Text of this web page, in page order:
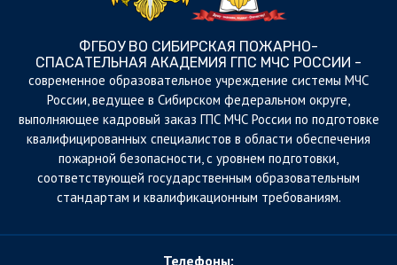
ФГБОУ ВО СИБИРСКАЯ ПОЖАРНО-
СПАСАТЕЛЬНАЯ АКАДЕМИЯ ГПС МЧС РОССИИ -
cовременное образовательное учреждение системы МЧС
России, ведущее в Сибирском федеральном округе,
выполняющее кадровый заказ ГПС МЧС России по подготовке
квалифицированных специалистов в области обеспечения
пожарной безопасности, с уровнем подготовки,
соответствующей государственным образовательным
стандартам и квалификационным требованиям.
Телефоны: